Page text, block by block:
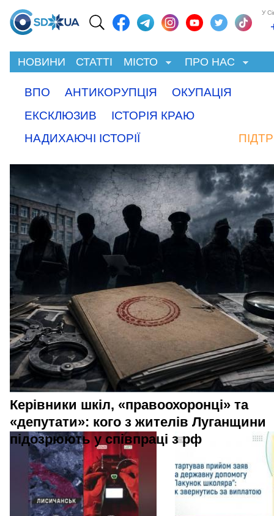
У
НОВИНИ СТАТТІ МІСТО ПРО НАС
ВПО АНТИКОРУПЦІЯ
ОКУПАЦІЯ
ЕКСКЛЮЗИВ
ІСТОРІЯ КРАЮ
НАДИХАЮЧІ ІСТОРІЇ
Керівники шкіл, «правоохоронці» та
«депутати»: кого з жителів Луганщини
підозрюють у співпраці з рф